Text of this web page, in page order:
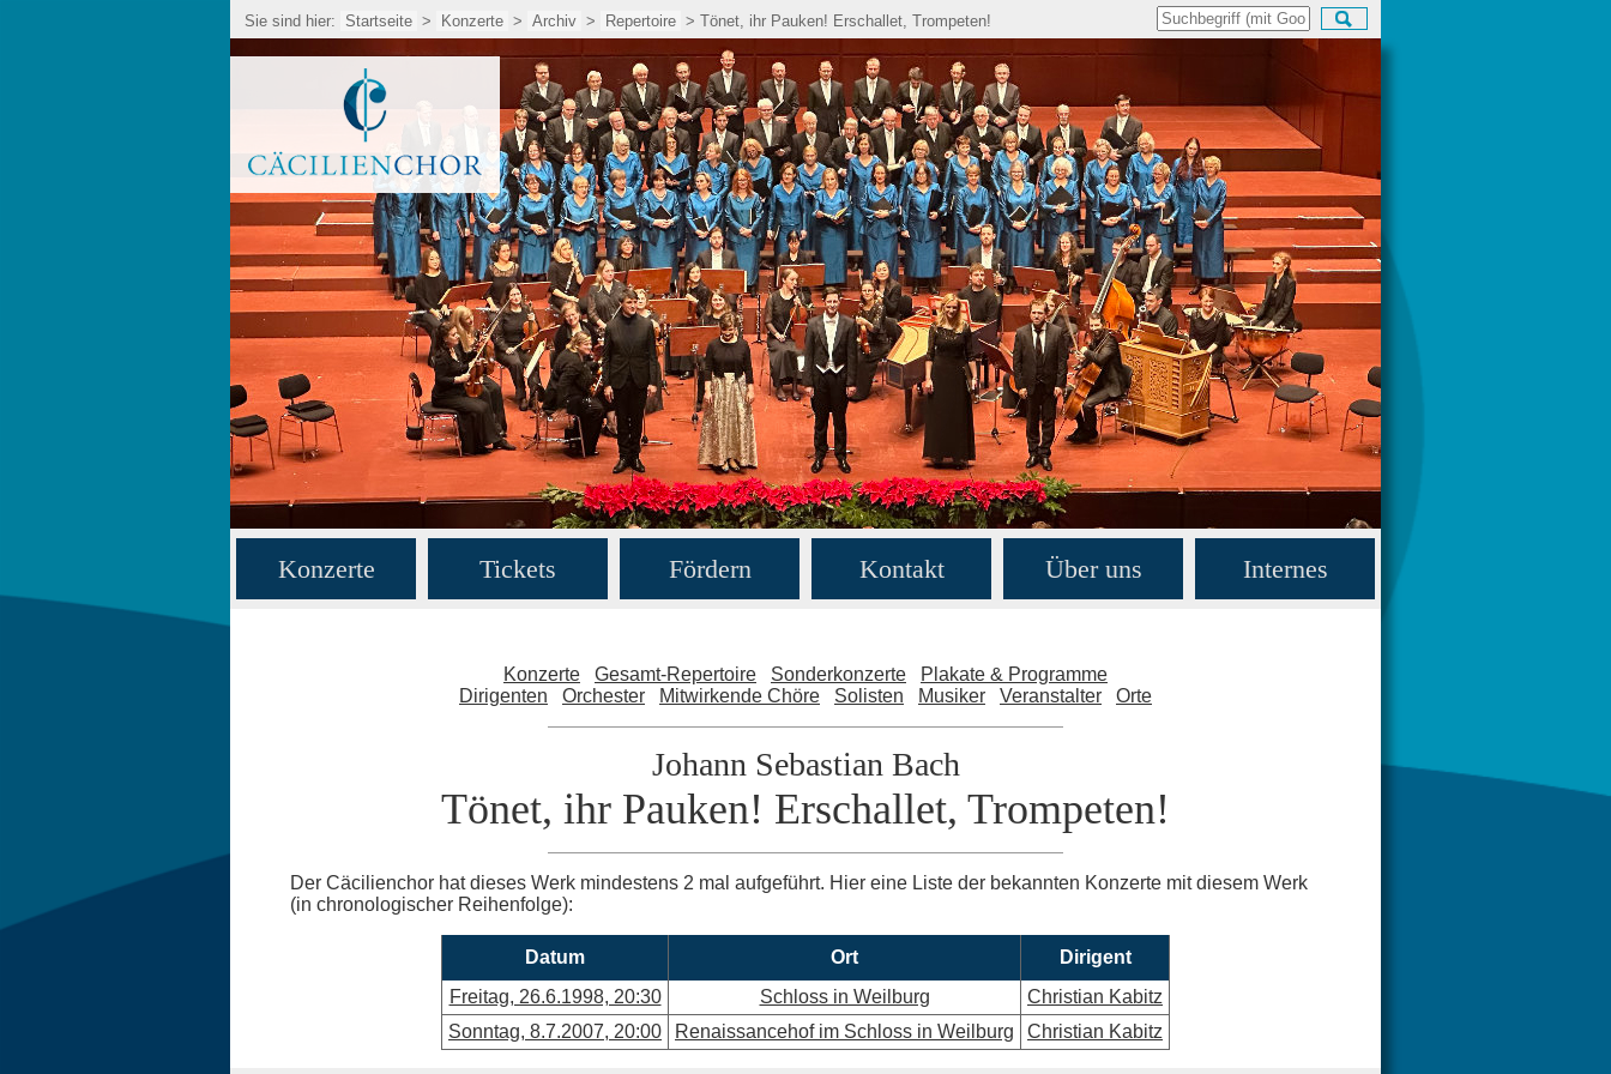
Sie sind hier: Startseite > Konzerte > Archiv > Repertoire > Tönet, ihr Pauken! Erschallet, Trompeten!
Konzerte Tickets Fördern Kontakt Über uns Internes
Konzerte Gesamt-Repertoire Sonderkonzerte
Plakate & Programme
Dirigenten
Orchester Mitwirkende Chöre Solisten Musiker Veranstalter Orte
Johann Sebastian Bach
Tönet, ihr Pauken! Erschallet, Trompeten!
Der Cäcilienchor hat dieses Werk mindestens 2 mal aufgeführt. Hier eine Liste der bekannten Konzerte mit diesem Werk
(in chronologischer Reihenfolge):
Datum Ort
Dirigent
Freitag, 26.6.1998, 20:30
Schloss in Weilburg
Christian Kabitz
Sonntag, 8.7.2007, 20:00
Renaissancehof im Schloss in Weilburg Christian Kabitz